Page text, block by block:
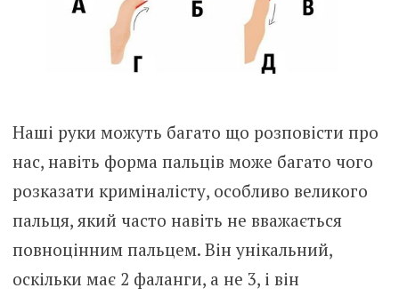
Наші руки можуть багато що розповісти про
нас, навіть форма пальців може багато чого
розказати криміналісту, особливо великого
пальця, який часто навіть не вважається
повноцінним пальцем. Він унікальний,
оскільки має 2 фаланги, а не 3, і він